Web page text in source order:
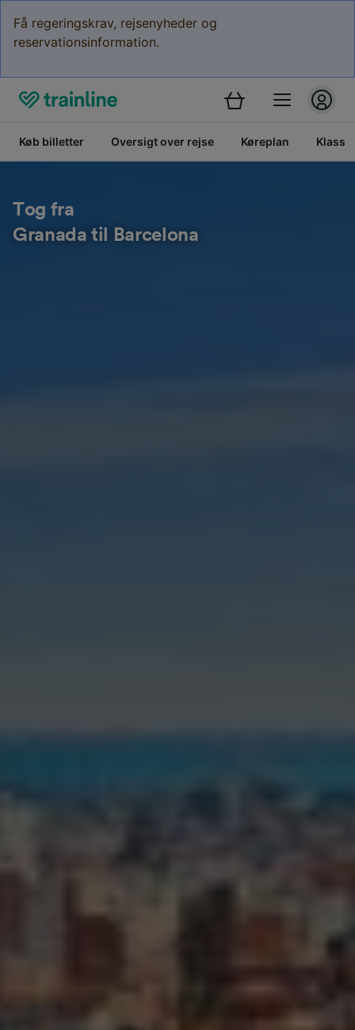
Få regeringskrav, rejsenyheder og
reservationsinformation.
Køb billetter Oversigt over rejse Køreplan
Tog fra
Granada til Barcelona